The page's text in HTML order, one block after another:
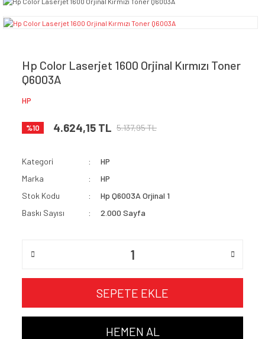
Hp Color Laserjet 1600 Orjinal Kırmızı Toner
Q6003A
HP
%10 4.624,15 TL 5.137,95 TL
Kategori
HP
Marka
HP
Stok Kodu
Hp Q6003A Orjinal 1
Baskı Sayısı
2.000 Sayfa
SEPETE EKLE
HEMEN AL